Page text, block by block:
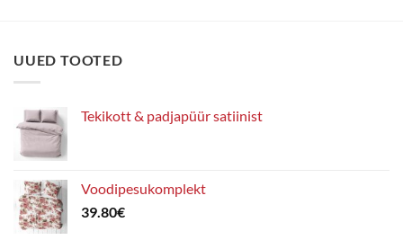
UUED TOOTED
Tekikott & padjapüür satiinist
Voodipesukomplekt
39.80€